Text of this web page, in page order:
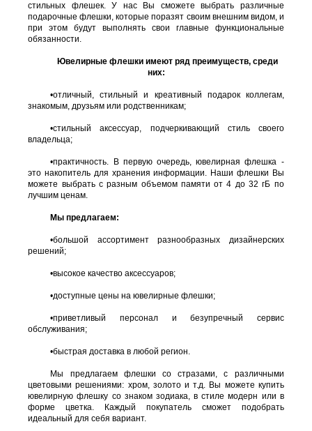
стильных флешек. У нас Вы сможете выбрать различные
подарочные флешки, которые поразят своим внешним видом, и
при этом будут выполнять свои главные функциональные
обязанности.
Ювелирные флешки имеют ряд преимуществ, среди
них:
•отличный, стильный и креативный подарок коллегам,
знакомым, друзьям или родственникам;
•стильный аксессуар, подчеркивающий стиль своего
владельца;
•практичность. В первую очередь, ювелирная флешка -
это накопитель для хранения информации. Наши флешки Вы
можете выбрать с разным объемом памяти от 4 до 32 гБ по
лучшим ценам.
Мы предлагаем:
•большой ассортимент разнообразных дизайнерских
решений;
•высокое качество аксессуаров;
•доступные цены на ювелирные флешки;
•приветливый персонал и безупречный сервис
обслуживания;
•быстрая доставка в любой регион.
Мы предлагаем флешки со стразами, с различными
цветовыми решениями: хром, золото и т.д. Вы можете купить
ювелирную флешку со знаком зодиака, в стиле модерн или в
форме цветка. Каждый покупатель сможет подобрать
идеальный для себя вариант.